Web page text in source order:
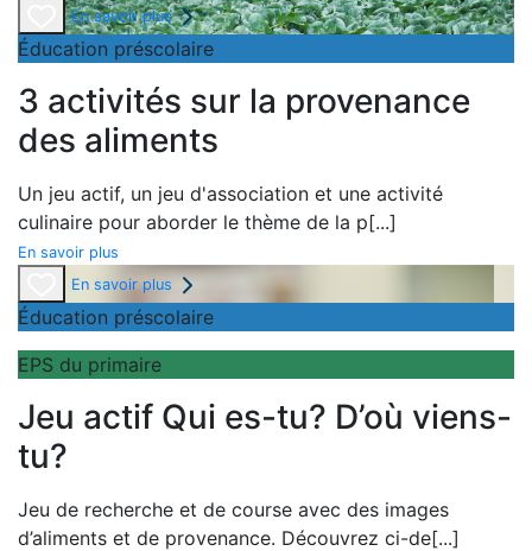
En savoir plus
Éducation préscolaire
3 activités sur la provenance
des aliments
Un jeu actif, un jeu d'association et une activité
culinaire pour aborder le thème de la p[...]
En savoir plus
En savoir plus
Éducation préscolaire
EPS du primaire
Jeu actif Qui es-tu? D’où viens-
tu?
Jeu de recherche et de course avec des images
d’aliments et de provenance. Découvrez ci-de[...]